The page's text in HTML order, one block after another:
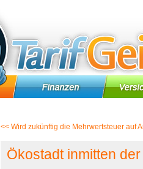
<< Wird zukünftig die Mehrwertsteuer auf
Ökostadt inmitten